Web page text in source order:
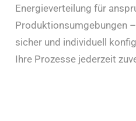
Energieverteilung für
Produktionsumgebungen
sicher und individuell
Ihre Prozesse jederzeit